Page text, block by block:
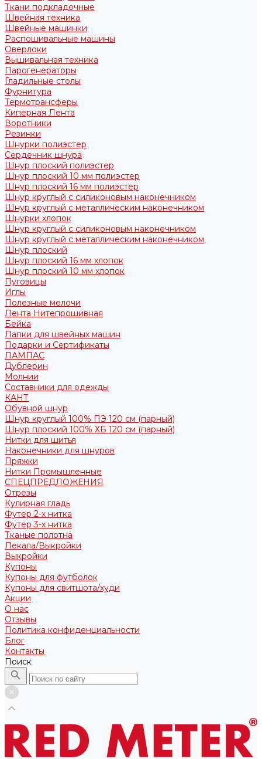
Ткани подкладочные
Швейная техника
Швейные машинки
Распошивальные машины
Оверлоки
Вышивальная техника
Парогенераторы
Гладильные столы
Фурнитура
Термотрансферы
Киперная Лента
Воротники
Резинки
Шнурки полиэстер
Сердечник шнура
Шнур плоский полиэстер
Шнур плоский 10 мм полиэстер
Шнур плоский 16 мм полиэстер
Шнур круглый с силиконовым наконечником
Шнур круглый с металлическим наконечником
Шнурки хлопок
Шнур круглый с силиконовым наконечником
Шнур круглый с металлическим наконечником
Шнур плоский
Шнур плоский 16 мм хлопок
Шнур плоский 10 мм хлопок
Пуговицы
Иглы
Полезные мелочи
Лента Нитепрошивная
Бейка
Лапки для швейных машин
Подарки и Сертификаты
ЛАМПАС
Дублерин
Молнии
Составники для одежды
КАНТ
Обувной шнур
Шнур круглый 100% ПЭ 120 см (парный)
Шнур плоский 100% ХБ 120 см (парный)
Нитки для шитья
Наконечники для шнуров
Пряжки
Нитки Промышленные
СПЕЦПРЕДЛОЖЕНИЯ
Отрезы
Кулирная гладь
Футер 2-х нитка
Футер 3-х нитка
Тканые полотна
Лекала/Выкройки
Выкройки
Купоны
Купоны для футболок
Купоны для свитшота/худи
Акции
О нас
Отзывы
Политика конфиденциальности
Блог
Контакты
Поиск